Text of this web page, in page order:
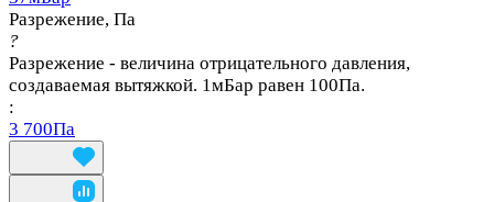
Разрежение, Па
?
Разрежение - величина отрицательного давления,
создаваемая вытяжкой. 1мБар равен 100Па.
:
3 700Па